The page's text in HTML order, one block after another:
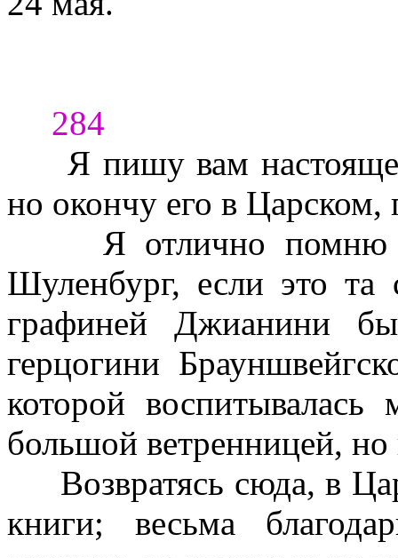
284
Я пишу вам
но окончу его в Царском,
Я отлично
Шуленбург, если это та
графиней Джианини
герцогини
которой
большой ветренницей, но
Возвратясь сюда, в
книги; весьма